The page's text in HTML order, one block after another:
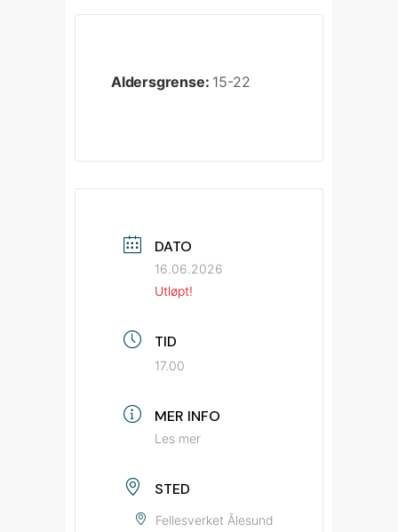
Aldersgrense: 15-22
DATO
16.06.2026
Utløpt!
TID
17.00
MER INFO
Les mer
STED
Fellesverket Ålesund